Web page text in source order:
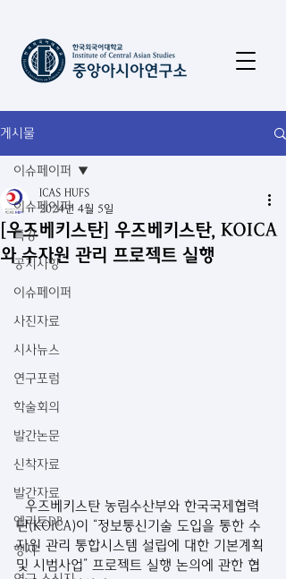
게시물
이슈페이퍼
특강
공지사항
이슈페이퍼
사진자료
시사뉴스
연구포럼
학술회의
발간논문
신착자료
발간자료
엘리트DB
행사
이슈페이퍼
[우즈베키스탄] 우즈베키스탄, KOICA
와 수자원 관리 프로젝트 실행
ICAS HUFS
2024년 4월 5일
우즈베키스탄 농림수산부와 한국국제협력
단(KOICA)이 “정보통신기술 도입을 통한 수
자원 관리 통합시스템 설립에 대한 기본계획
및 시범사업” 프로젝트 실행 논의에 관한 협